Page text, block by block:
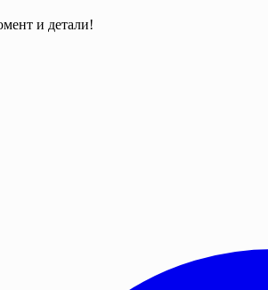
и детали!